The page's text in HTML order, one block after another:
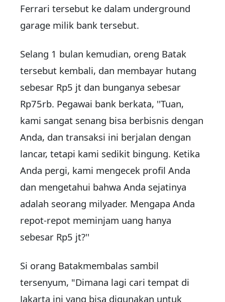
Ferrari tersebut ke dalam underground
garage milik bank tersebut.
Selang 1 bulan kemudian, oreng Batak
tersebut kembali, dan membayar hutang
sebesar Rp5 jt dan bunganya sebesar
Rp75rb. Pegawai bank berkata, ''Tuan,
kami sangat senang bisa berbisnis dengan
Anda, dan transaksi ini berjalan dengan
lancar, tetapi kami sedikit bingung. Ketika
Anda pergi, kami mengecek profil Anda
dan mengetahui bahwa Anda sejatinya
adalah seorang milyader. Mengapa Anda
repot-repot meminjam uang hanya
sebesar Rp5 jt?''
Si orang Batakmembalas sambil
tersenyum, "Dimana lagi cari tempat di
Jakarta ini yang bisa digunakan untuk